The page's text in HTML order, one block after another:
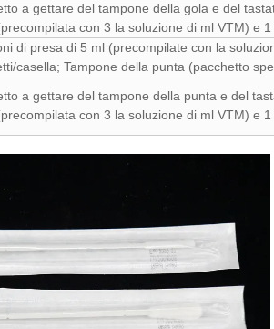
a gettare del tampone della gola e del
con 3 la soluzione di ml VTM) e
di presa di 5 ml (precompilate con la
casella; Tampone della punta (pacchetto
a gettare del tampone della punta e del
con 3 la soluzione di ml VTM) e